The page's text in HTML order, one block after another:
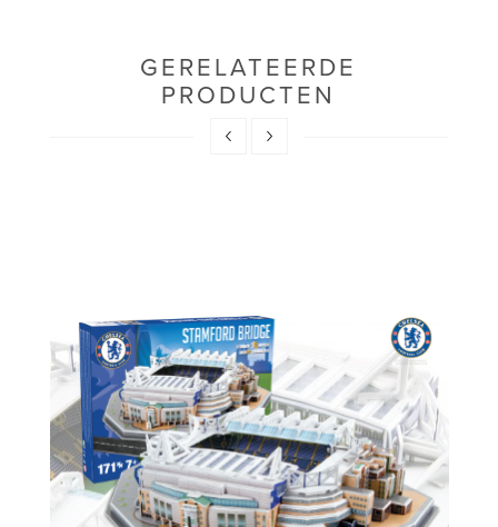
GERELATEERDE
PRODUCTEN